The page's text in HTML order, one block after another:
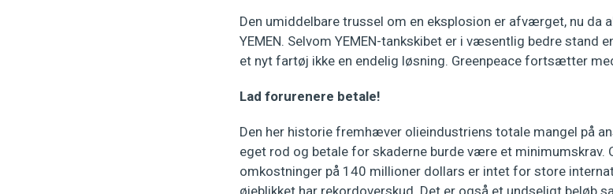
Den umiddelbare trussel om en eksplosion er afværget, nu da
YEMEN. Selvom YEMEN-tankskibet er i væsentlig bedre stand
et nyt fartøj ikke en endelig løsning. Greenpeace fortsætter
Lad forurenere betale!
Den her historie fremhæver olieindustriens totale mangel på
eget rod og betale for skaderne burde være et minimumskrav.
omkostninger på 140 millioner dollars er intet for store
øjeblikket har rekordoverskud. Det er også et undseligt beløb